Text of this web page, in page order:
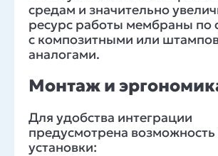
средам и значительно
ресурс работы мембраны по
с композитными или
аналогами.
Монтаж и
Для удобства интеграции
предусмотрена возможность
установки: